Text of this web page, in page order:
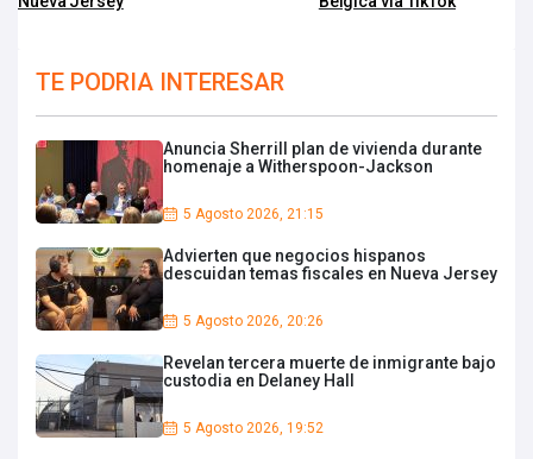
TE PODRIA INTERESAR
Anuncia Sherrill plan de vivienda durante
homenaje a Witherspoon-Jackson
5 Agosto 2026, 21:15
Advierten que negocios hispanos
descuidan temas fiscales en Nueva Jersey
5 Agosto 2026, 20:26
Revelan tercera muerte de inmigrante bajo
custodia en Delaney Hall
5 Agosto 2026, 19:52